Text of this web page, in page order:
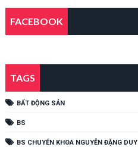
FACEBOOK
TAGS
BẤT ĐỘNG SẢN
BS
BS CHUYÊN KHOA NGUYỄN ĐẶNG DUY